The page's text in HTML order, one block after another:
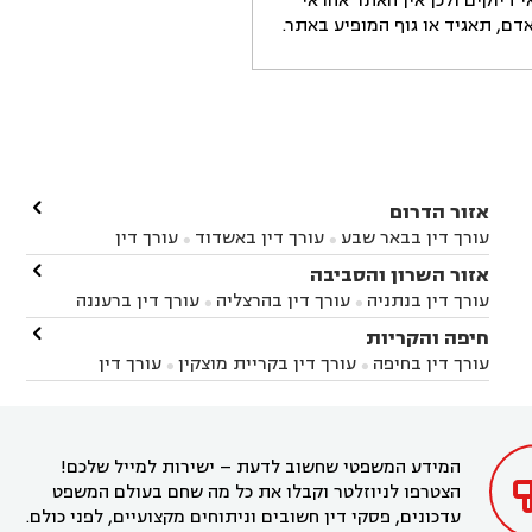
תאגיד או גוף המופיע באתר.
אזור הדרום
עורך דין בבאר שבע  עורך דין באשדוד 
עורך דין
באשקלון
עורך דין בבאר טוביה עורך דין בגן יבנה
עורך דין בניר הבנים עורך דין בערד
זיקים
עורך דין בנתיבות עורך דין בקרית מלאכי

אזור השרון והסביבה
עורך דין בנתניה  עורך דין בהרצליה  עורך דין ברעננה
עורך דין בחדרה עורך דין בכפר סבא
עורך דין בהוד
השרון
עורך דין באבן יהודה
עורך דין בחריש עורך דין בקיסריה עורך דין בקדימה

חיפה והקריות
עורך דין בחיפה  עורך דין בקריית מוצקין 
עורך דין
בקרית מוצקין
עורך דין בקריית אתא
עורך דין

המידע המשפטי שחשוב לדעת – ישירות למייל שלכם!
הצטרפו לניוזלטר וקבלו את כל מה שחם בעולם המשפט
עדכונים, פסקי דין חשובים וניתוחים מקצועיים, לפני כולם.